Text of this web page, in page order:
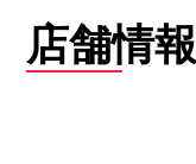
店舗情報